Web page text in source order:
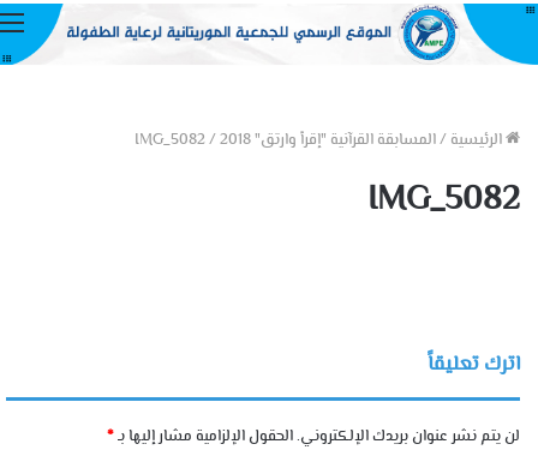
الرئيسية /المسابقة القرآنية "إقرأ وارتق" 2018 /
IMG_5082
IMG_5082
اترك تعليقاً
لن يتم نشر عنوان بريدك الإلكتروني.الحقول الإلزامية مشار إليها بـ*